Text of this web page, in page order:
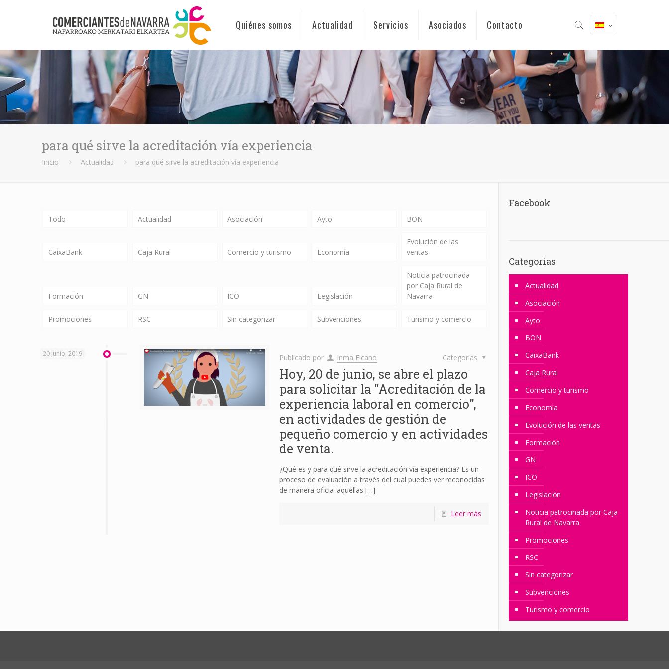
Quiénes somos Actualidad Servicios Asociados Contacto
para qué sirve la acreditación vía experiencia
Inicio Actualidad para qué sirve la acreditación vía experiencia
Todo Actualidad Asociación Ayto BON
CaixaBank Caja Rural Comercio y turismo Economía
Evolución de las
ventas
Formación GN ICO Legislación
Noticia patrocinada
por Caja Rural de
Navarra
Promociones RSC Sin categorizar Subvenciones Turismo y comercio
20 junio, 2019 Publicado por Inma Elcano Categorías
Hoy, 20 de junio, se abre el plazo
para solicitar la “Acreditación de la
experiencia laboral en comercio”,
en actividades de gestión de
pequeño comercio y en actividades
de venta.
¿Qué es y para qué sirve la acreditación vía experiencia? Es un
proceso de evaluación a través del cual puedes ver reconocidas
de manera oficial aquellas […]
Leer más
Facebook
Categorias
Actualidad
Asociación
Ayto
BON
CaixaBank
Caja Rural
Comercio y turismo
Economía
Evolución de las ventas
Formación
GN
ICO
Legislación
Noticia patrocinada por Caja
Rural de Navarra
Promociones
RSC
Sin categorizar
Subvenciones
Turismo y comercio